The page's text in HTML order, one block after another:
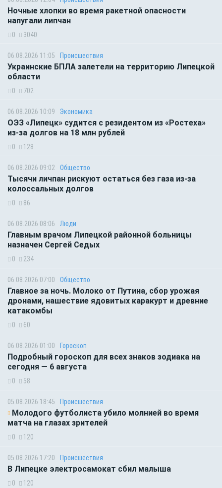
Ночные хлопки во время ракетной опасности
напугали липчан
0 3040
06.08.2026 11:05 Происшествия
Украинские БПЛА залетели на территорию Липецкой
области
0 702
06.08.2026 10:09 Экономика
ОЭЗ «Липецк» судится с резидентом из «Ростеха»
из-за долгов на 18 млн рублей
0 128
06.08.2026 09:02 Общество
Тысячи личпан рискуют остаться без газа из-за
колоссальных долгов
0 86
06.08.2026 08:06 Люди
Главным врачом Липецкой районной больницы
назначен Сергей Седых
0 234
06.08.2026 07:00 Общество
Главное за ночь. Молоко от Путина, сбор урожая
дронами, нашествие ядовитых каракурт и древние
катакомбы
0 60
06.08.2026 01:00 Гороскоп
Подробный гороскоп для всех знаков зодиака на
сегодня — 6 августа
0 58
05.08.2026 18:45 Происшествия
Молодого футболиста убило молнией во время
матча на глазах зрителей
0 120
05.08.2026 17:20 Происшествия
В Липецке электросамокат сбил малыша
0 120